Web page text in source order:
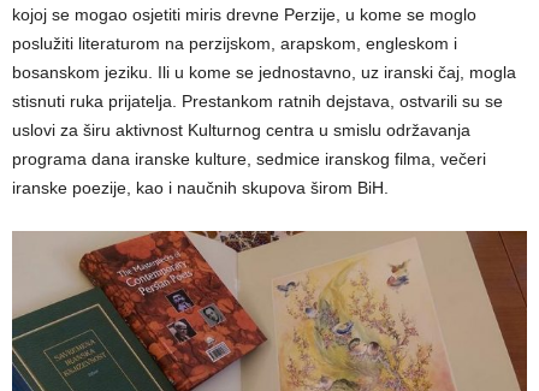
kojoj se mogao osjetiti miris drevne Perzije, u kome se moglo
poslužiti literaturom na perzijskom, arapskom, engleskom i
bosanskom jeziku. Ili u kome se jednostavno, uz iranski čaj, mogla
stisnuti ruka prijatelja. Prestankom ratnih dejstava, ostvarili su se
uslovi za širu aktivnost Kulturnog centra u smislu održavanja
programa dana iranske kulture, sedmice iranskog filma, večeri
iranske poezije, kao i naučnih skupova širom BiH.